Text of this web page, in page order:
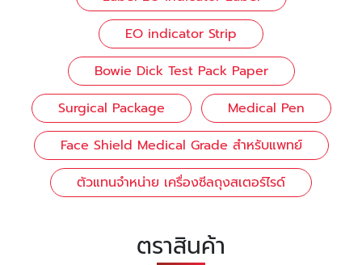
EO indicator Strip
Bowie Dick Test Pack Paper
Surgical Package
Medical Pen
Face Shield Medical Grade สำหรับแพทย์
ตัวแทนจำหน่าย เครื่องซีลถุงสเตอร์ไรด์
ตราสินค้า